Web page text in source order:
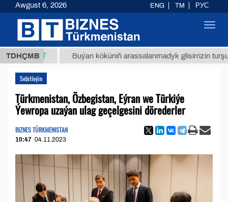
TDHÇMB
ТМТ Buýan köküniň arassalanmadyk glisirrizin turşusy (t.)
Sebitleýin
Türkmenistan, Özbegistan, Eýran we Türkiýe
Ýewropa uzaýan ulag geçelgesini dörederler
BIZNES TÜRKMENISTAN
10:47 04.11.2023
Awgust 6, 2026 ENG TM РУС